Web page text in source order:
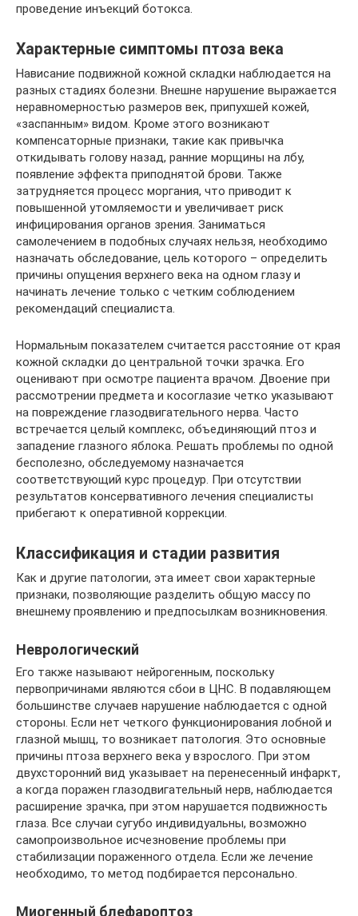
проведение инъекций ботокса.
Характерные симптомы птоза века
Нависание подвижной кожной складки наблюдается на
разных стадиях болезни. Внешне нарушение выражается
неравномерностью размеров век, припухшей кожей,
«заспанным» видом. Кроме этого возникают
компенсаторные признаки, такие как привычка
откидывать голову назад, ранние морщины на лбу,
появление эффекта приподнятой брови. Также
затрудняется процесс моргания, что приводит к
повышенной утомляемости и увеличивает риск
инфицирования органов зрения. Заниматься
самолечением в подобных случаях нельзя, необходимо
назначать обследование, цель которого – определить
причины опущения верхнего века на одном глазу и
начинать лечение только с четким соблюдением
рекомендаций специалиста.
Нормальным показателем считается расстояние от края
кожной складки до центральной точки зрачка. Его
оценивают при осмотре пациента врачом. Двоение при
рассмотрении предмета и косоглазие четко указывают
на повреждение глазодвигательного нерва. Часто
встречается целый комплекс, объединяющий птоз и
западение глазного яблока. Решать проблемы по одной
бесполезно, обследуемому назначается
соответствующий курс процедур. При отсутствии
результатов консервативного лечения специалисты
прибегают к оперативной коррекции.
Классификация и стадии развития
Как и другие патологии, эта имеет свои характерные
признаки, позволяющие разделить общую массу по
внешнему проявлению и предпосылкам возникновения.
Неврологический
Его также называют нейрогенным, поскольку
первопричинами являются сбои в ЦНС. В подавляющем
большинстве случаев нарушение наблюдается с одной
стороны. Если нет четкого функционирования лобной и
глазной мышц, то возникает патология. Это основные
причины птоза верхнего века у взрослого. При этом
двухсторонний вид указывает на перенесенный инфаркт,
а когда поражен глазодвигательный нерв, наблюдается
расширение зрачка, при этом нарушается подвижность
глаза. Все случаи сугубо индивидуальны, возможно
самопроизвольное исчезновение проблемы при
стабилизации пораженного отдела. Если же лечение
необходимо, то метод подбирается персонально.
Миогенный блефароптоз